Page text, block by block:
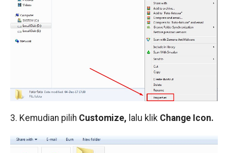
3. Kemudian pilih Customize, lalu klik Change Icon.